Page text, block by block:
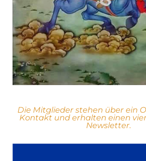
Die Mitglieder stehen über ein
Kontakt und erhalten einen
Newsletter.